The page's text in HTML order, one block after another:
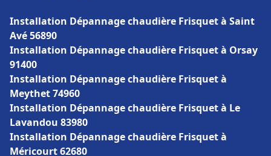
Installation Dépannage chaudière Frisquet à Saint
Avé 56890
Installation Dépannage chaudière Frisquet à Orsay
91400
Installation Dépannage chaudière Frisquet à
Meythet 74960
Installation Dépannage chaudière Frisquet à Le
Lavandou 83980
Installation Dépannage chaudière Frisquet à
Méricourt 62680